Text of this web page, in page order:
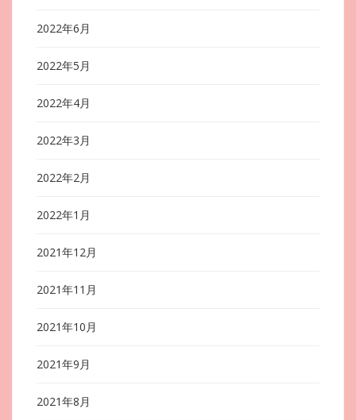
2022年6月
2022年5月
2022年4月
2022年3月
2022年2月
2022年1月
2021年12月
2021年11月
2021年10月
2021年9月
2021年8月